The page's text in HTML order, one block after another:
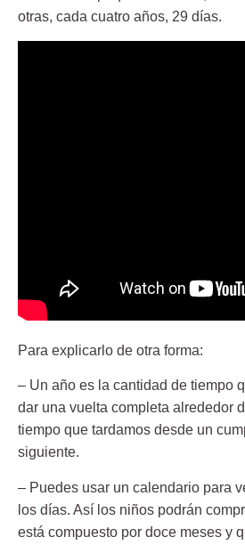
otras, cada cuatro años, 29 días.
Para explicarlo de otra forma:
– Un año es la cantidad de tiempo
dar una vuelta completa alrededor
tiempo que tardamos desde un
siguiente.
– Puedes usar un calendario para
los días. Así los niños podrán
está compuesto por doce meses y